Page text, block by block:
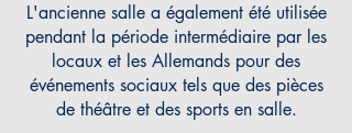
L'ancienne salle a également été utilisée
pendant la période intermédiaire par les
locaux et les Allemands pour des
événements sociaux tels que des pièces
de théâtre et des sports en salle.